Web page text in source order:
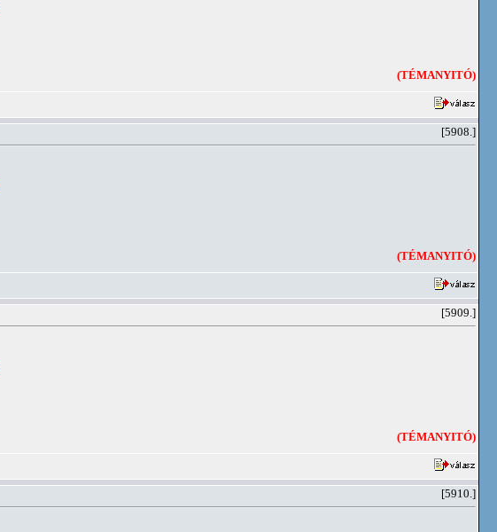
(TÉMANYITÓ)
[5908.]
(TÉMANYITÓ)
[5909.]
(TÉMANYITÓ)
[5910.]